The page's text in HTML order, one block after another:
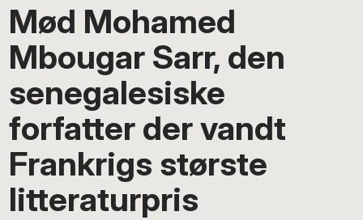
Mød Mohamed
Mbougar Sarr, den
senegalesiske
forfatter der vandt
Frankrigs største
litteraturpris